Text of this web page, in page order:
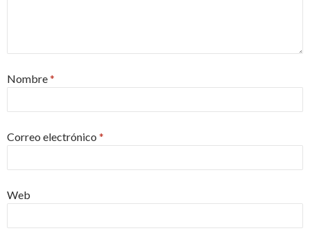
Nombre*
Correo electrónico *
Web